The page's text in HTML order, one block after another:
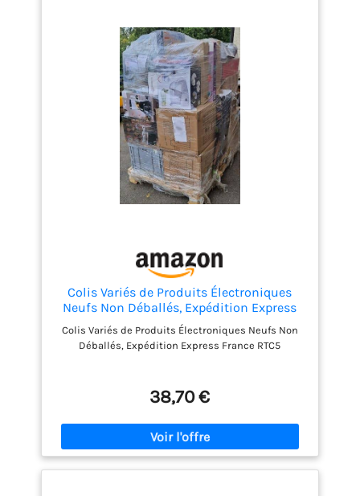
marque mondiale de chocolat, reconnue pour sa
qualité et ses recettes irrésistibles.
Colis Variés de Produits Électroniques
Neufs Non Déballés, Expédition Express
France RTC5
Colis Variés de Produits Électroniques Neufs Non
Déballés, Expédition Express France RTC5
38,70 €